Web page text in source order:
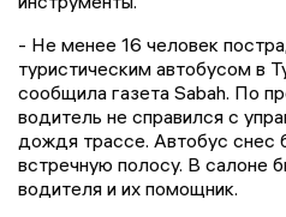
- Не менее 16 человек
туристическим автобусом в
сообщила газета Sabah. По
водитель не справился с
дождя трассе. Автобус снес
встречную полосу. В салоне
водителя и их помощник.